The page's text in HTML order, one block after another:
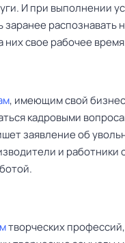
И при выполнении
заранее
них свое рабочее
, имеющим свой
кадровыми
заявление об
и работники
творческих